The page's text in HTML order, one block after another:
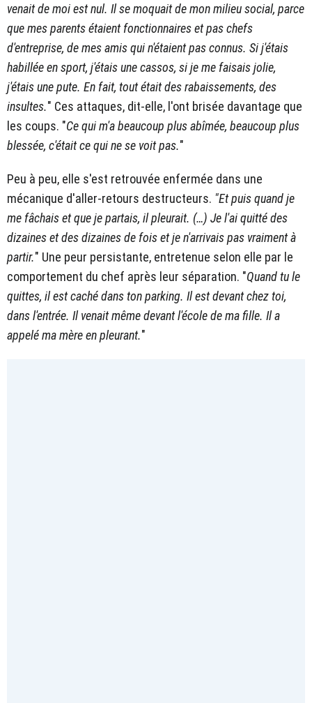
venait de moi est nul. Il se moquait de mon milieu social, parce
que mes parents étaient fonctionnaires et pas chefs
d'entreprise, de mes amis qui n'étaient pas connus. Si j'étais
habillée en sport, j'étais une cassos, si je me faisais jolie,
j'étais une pute. En fait, tout était des rabaissements, des
insultes." Ces attaques, dit-elle, l'ont brisée davantage que
les coups. "Ce qui m'a beaucoup plus abîmée, beaucoup plus
blessée, c'était ce qui ne se voit pas."
Peu à peu, elle s'est retrouvée enfermée dans une
mécanique d'aller-retours destructeurs. "Et puis quand je
me fâchais et que je partais, il pleurait. (…) Je l'ai quitté des
dizaines et des dizaines de fois et je n'arrivais pas vraiment à
partir." Une peur persistante, entretenue selon elle par le
comportement du chef après leur séparation. "Quand tu le
quittes, il est caché dans ton parking. Il est devant chez toi,
dans l'entrée. Il venait même devant l'école de ma fille. Il a
appelé ma mère en pleurant."